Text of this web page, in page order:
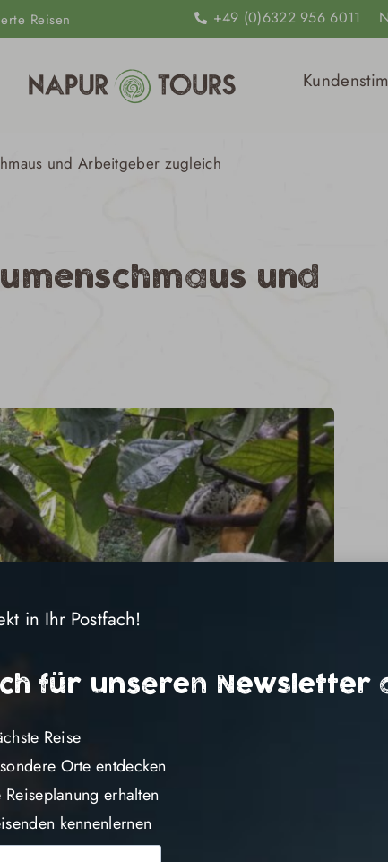
Reisen +49 (0)6322 956 6011
und Arbeitgeber zugleich
und
in Ihr Postfach!
für unseren Newsletter
Reise
Orte entdecken
erhalten
kennenlernen